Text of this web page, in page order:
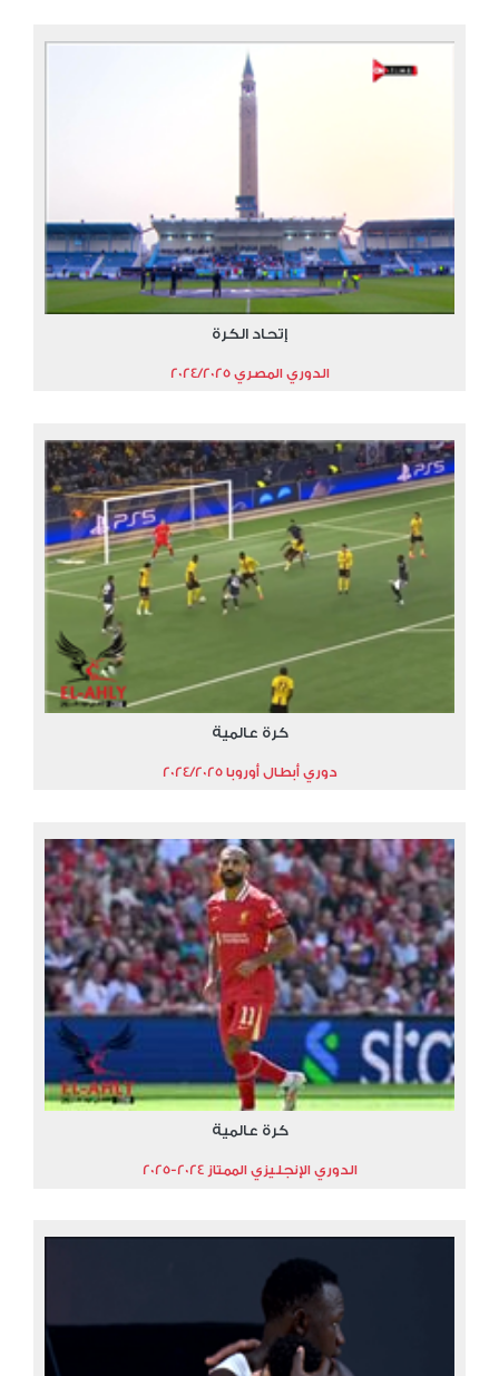
إتحاد الكرة
الدوري المصري 2024/2025
كرة عالمية
دوري أبطال أوروبا 2024/2025
كرة عالمية
الدوري الإنجليزي الممتاز 2024-2025